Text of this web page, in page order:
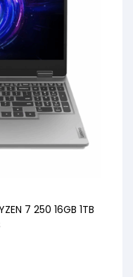
7 250 16GB 1TB